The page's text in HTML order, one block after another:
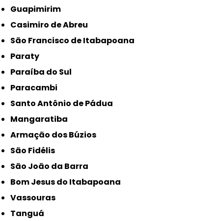
Guapimirim
Casimiro de Abreu
São Francisco de Itabapoana
Paraty
Paraíba do Sul
Paracambi
Santo Antônio de Pádua
Mangaratiba
Armação dos Búzios
São Fidélis
São João da Barra
Bom Jesus do Itabapoana
Vassouras
Tanguá